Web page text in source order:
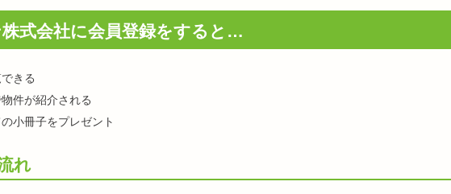
株式会社に会員登録をすると…
きる
件が紹介される
小冊子をプレゼント
れ